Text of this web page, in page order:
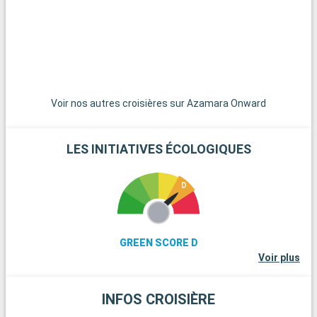
Voir nos autres croisières sur Azamara Onward
LES INITIATIVES ÉCOLOGIQUES
GREEN SCORE D
Voir plus
INFOS CROISIÈRE